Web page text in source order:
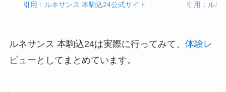
引用：ルネサンス 本駒込24公式サイト 引用：ルネ
ルネサンス 本駒込24は実際に行ってみて、 体験レ
ビュー としてまとめています。